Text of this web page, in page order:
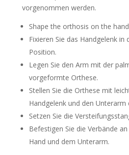
vorgenommen werden.
Shape the orthosis on the
Fixieren Sie das Handgelenk in
Position.
Legen Sie den Arm mit der
vorgeformte Orthese.
Stellen Sie die Orthese mit
Handgelenk und den Unterarm
Setzen Sie die
Befestigen Sie die Verbände
Hand und dem Unterarm.